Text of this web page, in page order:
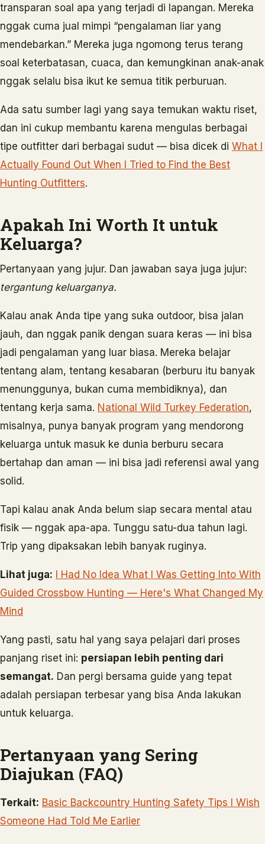
transparan soal apa yang terjadi di lapangan. Mereka
nggak cuma jual mimpi “pengalaman liar yang
mendebarkan.” Mereka juga ngomong terus terang
soal keterbatasan, cuaca, dan kemungkinan anak-anak
nggak selalu bisa ikut ke semua titik perburuan.
Ada satu sumber lagi yang saya temukan waktu riset,
dan ini cukup membantu karena mengulas berbagai
tipe outfitter dari berbagai sudut — bisa dicek di What I
Actually Found Out When I Tried to Find the Best
Hunting Outfitters.
Apakah Ini Worth It untuk
Keluarga?
Pertanyaan yang jujur. Dan jawaban saya juga jujur:
tergantung keluarganya.
Kalau anak Anda tipe yang suka outdoor, bisa jalan
jauh, dan nggak panik dengan suara keras — ini bisa
jadi pengalaman yang luar biasa. Mereka belajar
tentang alam, tentang kesabaran (berburu itu banyak
menunggunya, bukan cuma membidiknya), dan
tentang kerja sama. National Wild Turkey Federation,
misalnya, punya banyak program yang mendorong
keluarga untuk masuk ke dunia berburu secara
bertahap dan aman — ini bisa jadi referensi awal yang
solid.
Tapi kalau anak Anda belum siap secara mental atau
fisik — nggak apa-apa. Tunggu satu-dua tahun lagi.
Trip yang dipaksakan lebih banyak ruginya.
Lihat juga:
I Had No Idea What I Was Getting Into With
Guided Crossbow Hunting — Here's What Changed My
Mind
Yang pasti, satu hal yang saya pelajari dari proses
panjang riset ini: persiapan lebih penting dari
semangat. Dan pergi bersama guide yang tepat
adalah persiapan terbesar yang bisa Anda lakukan
untuk keluarga.
Pertanyaan yang Sering
Diajukan (FAQ)
Terkait: Basic Backcountry Hunting Safety Tips I Wish
Someone Had Told Me Earlier